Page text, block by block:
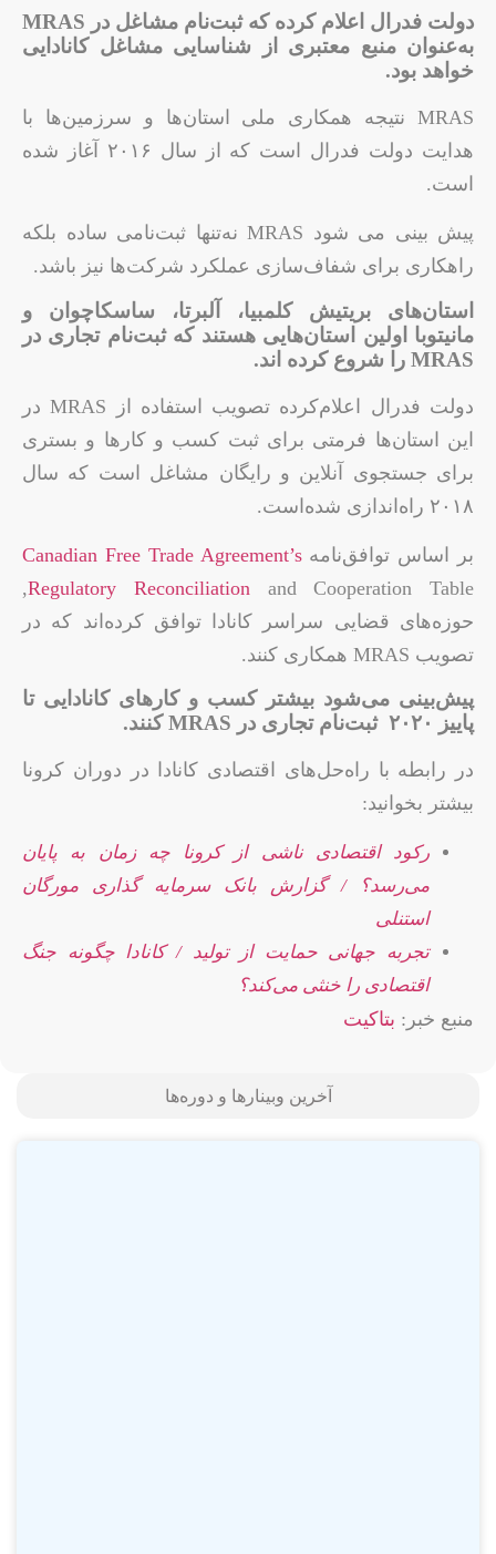
دولت فدرال اعلام کرده که ثبت‌نام مشاغل در MRAS
به‌عنوان منبع معتبری از شناسایی مشاغل کانادایی
خواهد بود.
MRAS نتیجه همکاری ملی استان‌ها و سرزمین‌ها با
هدایت دولت فدرال است که از سال ۲۰۱۶ آغاز شده
است.
پیش بینی می شود MRAS نه‌تنها ثبت‌نامی ساده بلکه
راهکاری برای شفاف‌سازی عملکرد شرکت‌ها نیز باشد.
استان‌های بریتیش کلمبیا، آلبرتا، ساسکاچوان و
مانیتوبا اولین استان‌هایی هستند که ثبت‌نام تجاری در
MRAS را شروع کرده اند.
دولت فدرال اعلام‌کرده تصویب استفاده از MRAS در
این استان‌ها فرمتی برای ثبت کسب و کارها و بستری
برای جستجوی آنلاین و رایگان مشاغل است که سال
۲۰۱۸ راه‌اندازی شده‌است.
بر اساس توافق‌نامه Canadian Free Trade Agreement’s
Regulatory Reconciliation
and Cooperation Table,
حوزه‌های قضایی سراسر کانادا توافق کرده‌اند که در
تصویب MRAS همکاری کنند.
پیش‌بینی می‌شود بیشتر کسب و کارهای کانادایی تا
پاییز ۲۰۲۰ ثبت‌نام تجاری در MRAS کنند.
در رابطه با راه‌حل‌های اقتصادی کانادا در دوران کرونا
بیشتر بخوانید:
رکود اقتصادی ناشی از کرونا چه زمان به پایان
می‌رسد؟ / گزارش بانک سرمایه گذاری مورگان
استنلی
تجربه جهانی حمایت از تولید / کانادا چگونه جنگ
اقتصادی را خنثی می‌کند؟
منبع خبر: بتاکیت
آخرین وبینارها و دوره‌ها